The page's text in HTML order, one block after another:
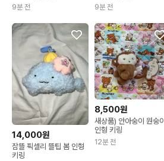
9분 전 9분 전
14,000원
잠뜰 픽셀리 뜰팁 봄 인형
키링
8,500원
새상품) 안아숭이 원숭이
인형 키링
12분 전